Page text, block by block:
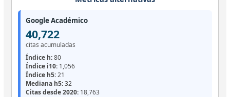
Google Académico
40,722
citas acumuladas
Índice h:80
Índice i10:1,056
Índice h5:21
Mediana h5:32
Citas desde 2020:18,763